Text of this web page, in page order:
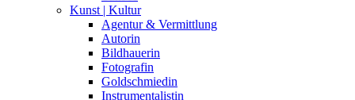
Kunst | Kultur
Agentur & Vermittlung
Autorin
Bildhauerin
Fotografin
Goldschmiedin
Instrumentalistin